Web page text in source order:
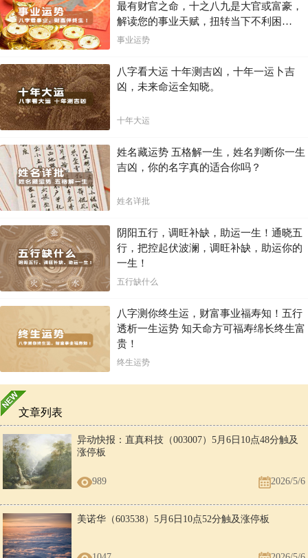
最有财官之命，十之八九是大官或富豪，
解读您的事业天赋，扭转当下不利困
局！！
事业运势
八字看大运 十年测吉凶，十年一运卜吉
凶，未来命运全知晓。
十年大运
姓名藏运势 五格解一生，姓名判断你一生
吉凶，你的名字真的适合你吗？
姓名详批
阴阳五行，调旺补缺，助运一生！通晓五
行，把控起伏波澜，调旺补缺，助运你的
一生！
五行缺什么
八字测你终生运，财富事业福寿知！五行
透析一生运势 知天命方可福寿绵长终生富
贵！
终生运势
文章列表
异动快报：直真科技（003007）5月6日10点48分触及
涨停板
989 2026/5/6
美诺华（603538）5月6日10点52分触及涨停板